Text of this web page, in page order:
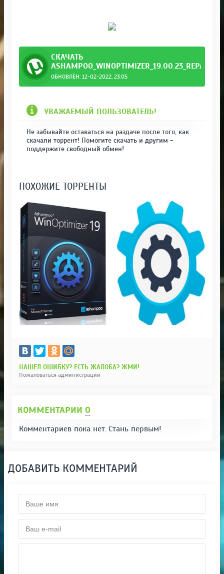
СКАЧАТЬ
ОБНОВЛЁН: 12-02-2022, 23:05
УВАЖАЕМЫЙ ПОЛЬЗОВАТЕЛЬ!
Не забывайте оставаться на раздаче после того, как
скачали торрент! Помогите скачать и другим -
поддержите свободный обмен!
ПОХОЖИЕ ТОРРЕНТЫ
НАШЕЛ ОШИБКУ? ЕСТЬ ЖАЛОБА? ЖМИ!
Пожаловаться администрации
КОММЕНТАРИИ 0
Комментариев пока нет. Стань первым!
ДОБАВИТЬ КОММЕНТАРИЙ